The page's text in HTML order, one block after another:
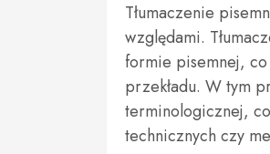
Tłumaczenie
względami.
formie pisemnej,
przekładu. W tym
terminologicznej,
technicznych czy